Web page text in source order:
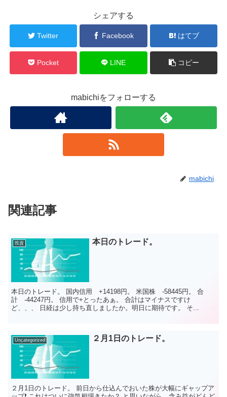
シェアする
Twitter Facebook はてブ
Pocket LINE コピー
mabichiをフォローする
mabichi
関連記事
投資 本日のトレード。
本日のトレード。 国内信用 +14198円。 米国株 -58445円。 合
計 -44247円。 信用で+とったあぁ。 合計はマイナスですけ
ど、、、 日経は少し持ち直しましたか。明日に期待です。 そ...
Uncategorized ２月1日のトレード。
２月1日のトレード。 前日から仕込んでおいた株が大幅にギャップア